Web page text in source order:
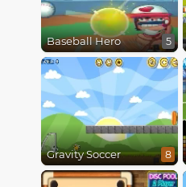
Baseball Hero 5
Gravity Soccer 8